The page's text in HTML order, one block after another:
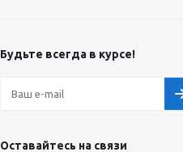
Будьте всегда в курсе!
Оставайтесь на связи